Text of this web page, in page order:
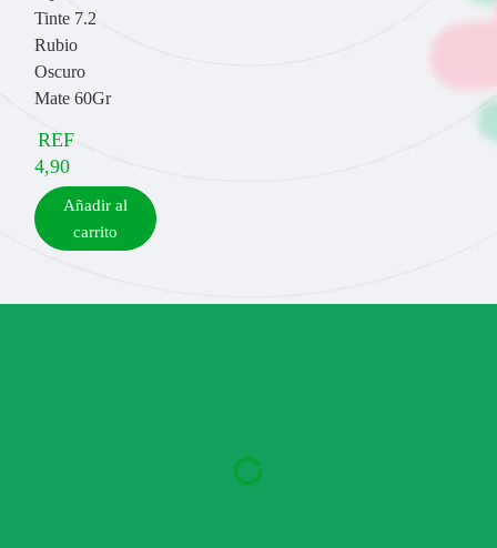
Tinte 7.2
Rubio
Oscuro
Mate 60Gr
REF
4,90
Añadir al
carrito